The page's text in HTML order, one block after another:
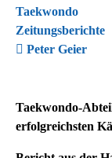
Taekwondo
Zeitungsberichte
Peter Geier
Taekwondo-
erfolgreichsten